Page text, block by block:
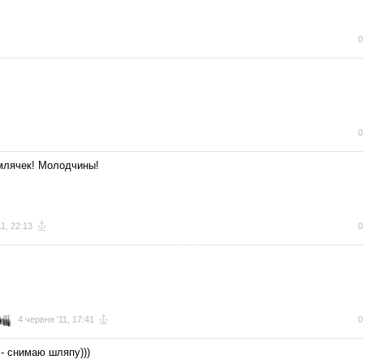
0
0
Молодчины!
22:13 0
4 червня '11, 17:41 0
снимаю шляпу)))